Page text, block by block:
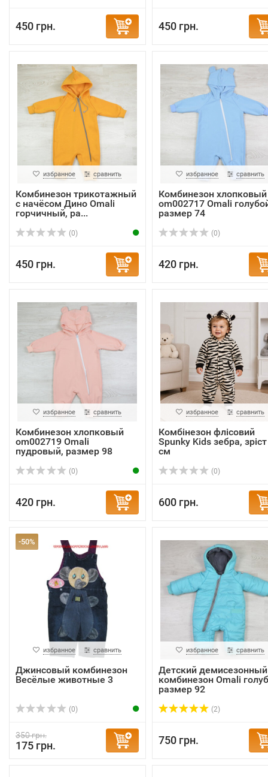
450 грн. 450 грн.
избранное сравнить
Комбинезон трикотажный
с начёсом Дино Omali
горчичный, ра...
(0)
450 грн.
избранное сравнить
Комбинезон хлопковый
om002717 Omali
размер 74
(0)
420 грн.
избранное сравнить
Комбинезон хлопковый
om002719 Omali
пудровый, размер 98
(0)
420 грн.
избранное сравнить
Комбінезон флісовий
Spunky Kids зебра,
см
(0)
600 грн.
-50%
избранное сравнить
Джинсовый комбинезон
Весёлые животные 3
(0)
350 грн.
175 грн.
избранное сравнить
Детский демисезонный
комбинезон Omali
размер 92
(2)
750 грн.